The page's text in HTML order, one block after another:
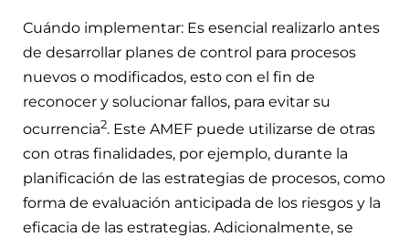
Cuándo implementar: Es esencial realizarlo antes
de desarrollar planes de control para procesos
nuevos o modificados, esto con el fin de
reconocer y solucionar fallos, para evitar su
ocurrencia2. Este AMEF puede utilizarse de otras
con otras finalidades, por ejemplo, durante la
planificación de las estrategias de procesos, como
forma de evaluación anticipada de los riesgos y la
eficacia de las estrategias. Adicionalmente, se